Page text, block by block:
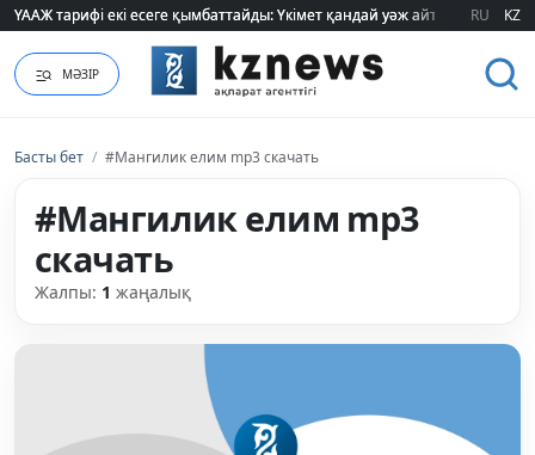
ҮААЖ тарифі екі есеге қымбаттайды: Үкімет қандай уәж айтады?
ҮААЖ тарифі екі есеге қымбаттайды: Үкімет қандай уәж айтады? RU KZ
МӘЗІР
Басты бет / #Мангилик елим mp3 скачать
#Мангилик елим mp3
скачать
Жалпы: 1 жаңалық